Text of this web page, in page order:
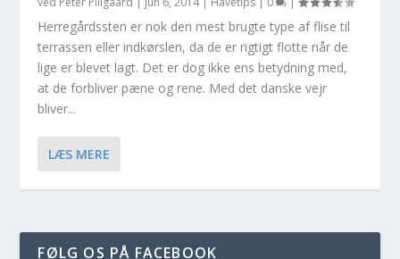
Herregårdssten er nok den mest brugte type af flise til
terrassen eller indkørslen, da de er rigtigt flotte når de
lige er blevet lagt. Det er dog ikke ens betydning med,
at de forbliver pæne og rene. Med det danske vejr
bliver...
LÆS MERE
FØLG OS PÅ FACEBOOK